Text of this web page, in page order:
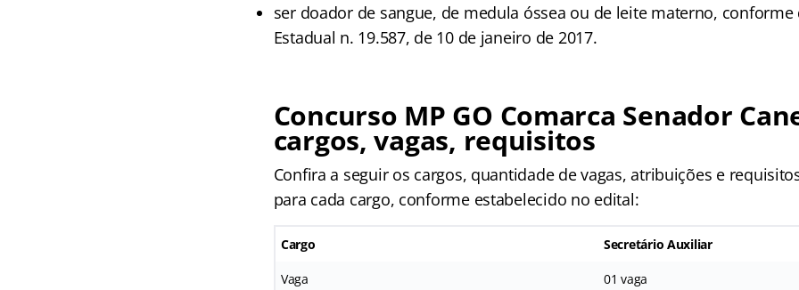
ser doador de sangue, de medula óssea ou de leite materno,
Estadual n. 19.587, de 10 de janeiro de 2017.
Concurso MP GO Comarca Senador
cargos, vagas, requisitos
Confira a seguir os cargos, quantidade de vagas, atribuições e
para cada cargo, conforme estabelecido no edital:
Cargo Secretário Auxiliar
Vaga 01 vaga